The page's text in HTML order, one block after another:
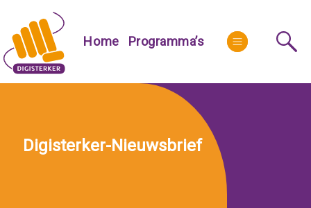
content
Home Programma’s More
Digisterker-Nieuwsbrief